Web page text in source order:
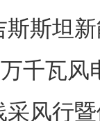
斯坦
千瓦风
风行